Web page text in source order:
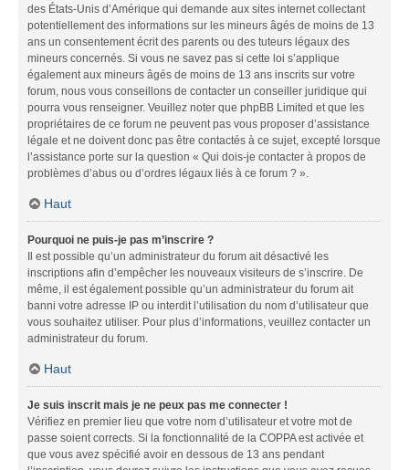
des États-Unis d’Amérique qui demande aux sites internet collectant
potentiellement des informations sur les mineurs âgés de moins de 13
ans un consentement écrit des parents ou des tuteurs légaux des
mineurs concernés. Si vous ne savez pas si cette loi s’applique
également aux mineurs âgés de moins de 13 ans inscrits sur votre
forum, nous vous conseillons de contacter un conseiller juridique qui
pourra vous renseigner. Veuillez noter que phpBB Limited et que les
propriétaires de ce forum ne peuvent pas vous proposer d’assistance
légale et ne doivent donc pas être contactés à ce sujet, excepté lorsque
l’assistance porte sur la question « Qui dois-je contacter à propos de
problèmes d’abus ou d’ordres légaux liés à ce forum ? ».
Haut
Pourquoi ne puis-je pas m’inscrire ?
Il est possible qu’un administrateur du forum ait désactivé les
inscriptions afin d’empêcher les nouveaux visiteurs de s’inscrire. De
même, il est également possible qu’un administrateur du forum ait
banni votre adresse IP ou interdit l’utilisation du nom d’utilisateur que
vous souhaitez utiliser. Pour plus d’informations, veuillez contacter un
administrateur du forum.
Haut
Je suis inscrit mais je ne peux pas me connecter !
Vérifiez en premier lieu que votre nom d’utilisateur et votre mot de
passe soient corrects. Si la fonctionnalité de la COPPA est activée et
que vous avez spécifié avoir en dessous de 13 ans pendant